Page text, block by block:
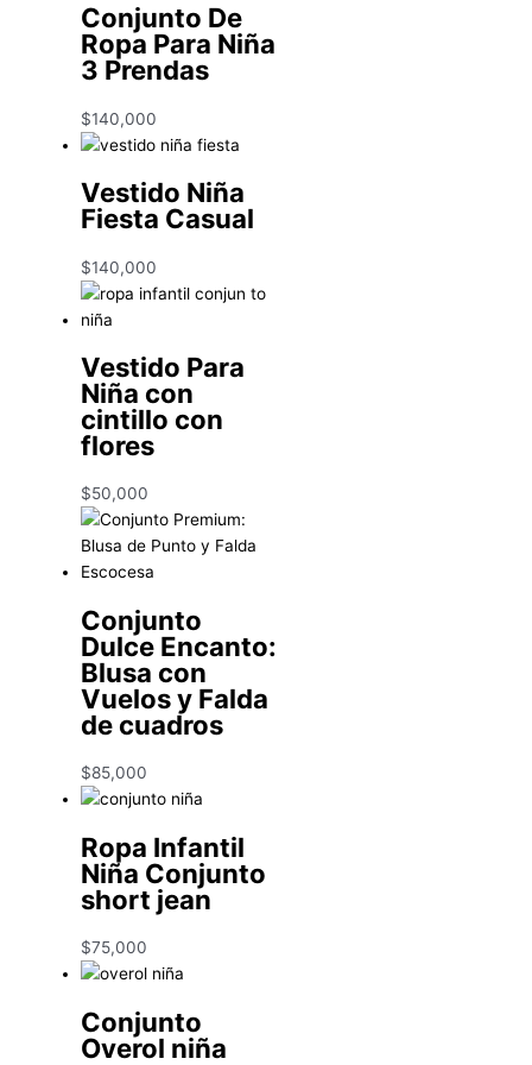
Conjunto De
Ropa Para Niña
3 Prendas
$140,000
Vestido Niña
Fiesta Casual
$140,000
Vestido Para
Niña con
cintillo con
flores
$50,000
Conjunto
Dulce Encanto:
Blusa con
Vuelos y Falda
de cuadros
$85,000
Ropa Infantil
Niña Conjunto
short jean
$75,000
Conjunto
Overol niña